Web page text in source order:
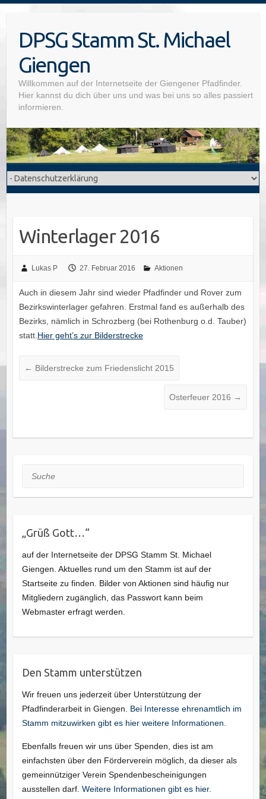
DPSG Stamm St. Michael
Giengen
Willkommen auf der Internetseite der Giengener Pfadfinder.
Hier kannst du dich über uns und was bei uns so alles passiert
informieren.
Winterlager 2016
Lukas P 27. Februar 2016 Aktionen
Auch in diesem Jahr sind wieder Pfadfinder und Rover zum
Bezirkswinterlager gefahren. Erstmal fand es außerhalb des
Bezirks, nämlich in Schrozberg (bei Rothenburg o.d. Tauber)
statt. Hier geht’s zur Bilderstrecke
← Bilderstrecke zum Friedenslicht 2015
Osterfeuer 2016 →
Suche
„Grüß Gott…“
auf der Internetseite der DPSG Stamm St. Michael
Giengen. Aktuelles rund um den Stamm ist auf der
Startseite zu finden. Bilder von Aktionen sind häufig nur
Mitgliedern zugänglich, das Passwort kann beim
Webmaster erfragt werden.
Den Stamm unterstützen
Wir freuen uns jederzeit über Unterstützung der
Pfadfinderarbeit in Giengen. Bei Interesse ehrenamtlich im
Stamm mitzuwirken gibt es hier weitere Informationen.
Ebenfalls freuen wir uns über Spenden, dies ist am
einfachsten über den Förderverein möglich, da dieser als
gemeinnütziger Verein Spendenbescheinigungen
ausstellen darf. Weitere Informationen gibt es hier.